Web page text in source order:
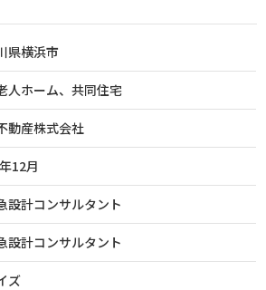
県横浜市
人ホーム、共同住宅
動産株式会社
12月
設計コンサルタント
設計コンサルタント
ズ